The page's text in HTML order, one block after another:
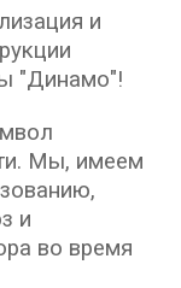
и
"Динамо"!
Мы, имеем
и
во время